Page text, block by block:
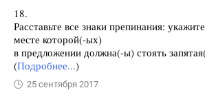
18.
Расставьте все знаки препинания:
месте которой(-ых)
в предложении должна(-ы) стоять
(Подробнее...)
25 сентября 2017